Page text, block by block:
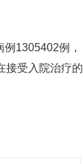
1305402例，
接受入院治疗的